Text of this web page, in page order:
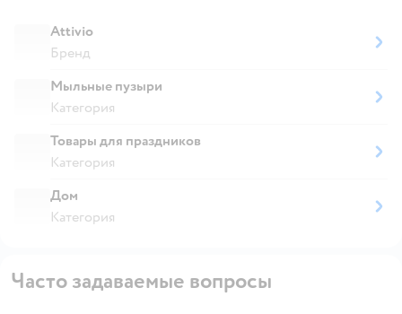
Attivio
Бренд
Мыльные пузыри
Категория
Товары для праздников
Категория
Дом
Категория
Часто задаваемые вопросы